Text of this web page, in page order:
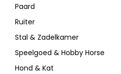
Paard
Ruiter
Stal & Zadelkamer
Speelgoed & Hobby Horse
Hond & Kat